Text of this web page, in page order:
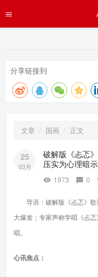
分享链接到
文章 国画 正文
25
03月
破解版《忐忑
压实为心理暗
1973 0
导语：破解版《忐忑》
大爆发；专家声称学唱《忐
唱。
心讯焦点：